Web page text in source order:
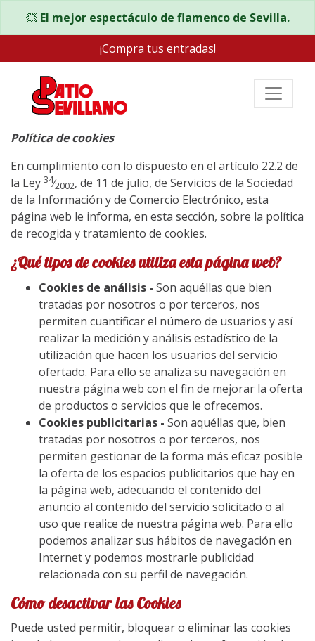
💥 El mejor espectáculo de flamenco de Sevilla.
¡Compra tus entradas!
Política de cookies
En cumplimiento con lo dispuesto en el artículo 22.2 de
la Ley 34⁄2002, de 11 de julio, de Servicios de la Sociedad
de la Información y de Comercio Electrónico, esta
página web le informa, en esta sección, sobre la política
de recogida y tratamiento de cookies.
¿Qué tipos de cookies utiliza esta página web?
Cookies de análisis - Son aquéllas que bien
tratadas por nosotros o por terceros, nos
permiten cuantificar el número de usuarios y así
realizar la medición y análisis estadístico de la
utilización que hacen los usuarios del servicio
ofertado. Para ello se analiza su navegación en
nuestra página web con el fin de mejorar la oferta
de productos o servicios que le ofrecemos.
Cookies publicitarias - Son aquéllas que, bien
tratadas por nosotros o por terceros, nos
permiten gestionar de la forma más eficaz posible
la oferta de los espacios publicitarios que hay en
la página web, adecuando el contenido del
anuncio al contenido del servicio solicitado o al
uso que realice de nuestra página web. Para ello
podemos analizar sus hábitos de navegación en
Internet y podemos mostrarle publicidad
relacionada con su perfil de navegación.
Cómo desactivar las Cookies
Puede usted permitir, bloquear o eliminar las cookies